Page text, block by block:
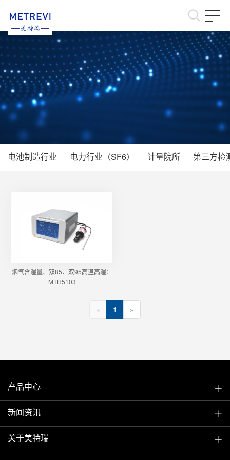
首 页
产品中心
解决方案
新闻资讯
联系我们
资料下载
电池制造行业 电力行业（SF6） 计量院所 第三方检
烟气含湿量、双85、双95高温高湿：
MTH5103
« 1 »
产品中心
新闻资讯
关于美特瑞